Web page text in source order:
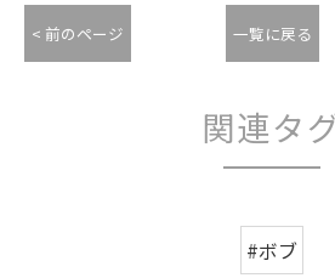
< 前のページ 一覧に戻る
関連タグ
#ボブ